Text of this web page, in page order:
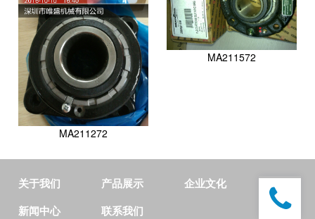
MA211272
MA211572
关于我们 产品展示
企业文化
新闻中心
联系我们